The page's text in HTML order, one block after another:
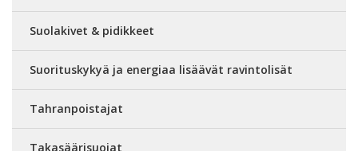
Suolakivet & pidikkeet
Suorituskykyä ja energiaa lisäävät ravintolisät
Tahranpoistajat
Takasäärisuojat